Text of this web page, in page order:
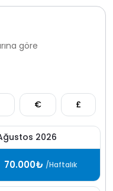
göre
€ £
2026
70.000₺ /Haftalık